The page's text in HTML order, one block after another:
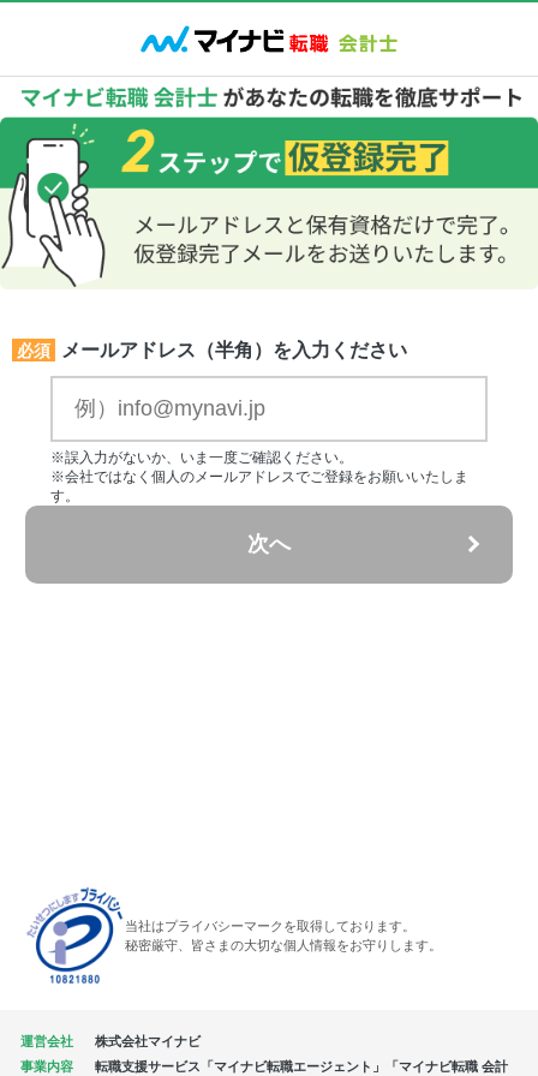
必須 メールアドレス（半角）を入力ください
※誤入力がないか、いま一度ご確認ください。
※会社ではなく個人のメールアドレスでご登録をお願いいたしま
す。
次へ
当社はプライバシーマークを取得しております。
秘密厳守、皆さまの大切な個人情報をお守りします。
運営会社
株式会社マイナビ
事業内容
転職支援サービス「マイナビ転職エージェント」「マイナビ転職 会計